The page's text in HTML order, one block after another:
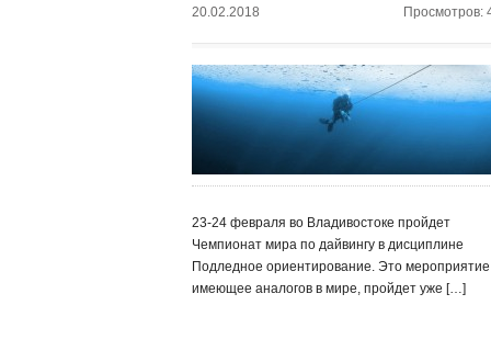
20.02.2018 Просмотров:
23-24 февраля во Владивостоке пройдет
Чемпионат мира по дайвингу в дисциплине
Подледное ориентирование. Это
имеющее аналогов в мире, пройдет уже […]